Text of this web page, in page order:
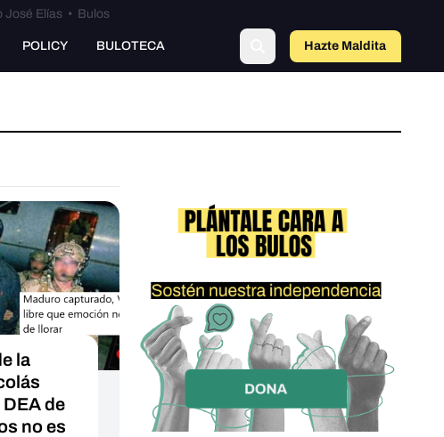
José Elías • Bulos
POLICY BULOTECA Hazte Maldita
la
de
no es